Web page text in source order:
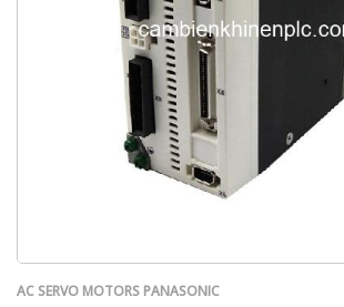
AC SERVO MOTORS PANASONIC